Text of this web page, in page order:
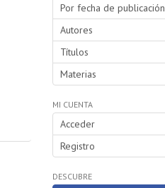
Por fecha de publicación
Autores
Títulos
Materias
MI CUENTA
Acceder
Registro
DESCUBRE